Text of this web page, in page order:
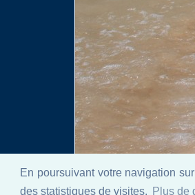
En poursuivant votre navigation
des statistiques de visites.
Plus de